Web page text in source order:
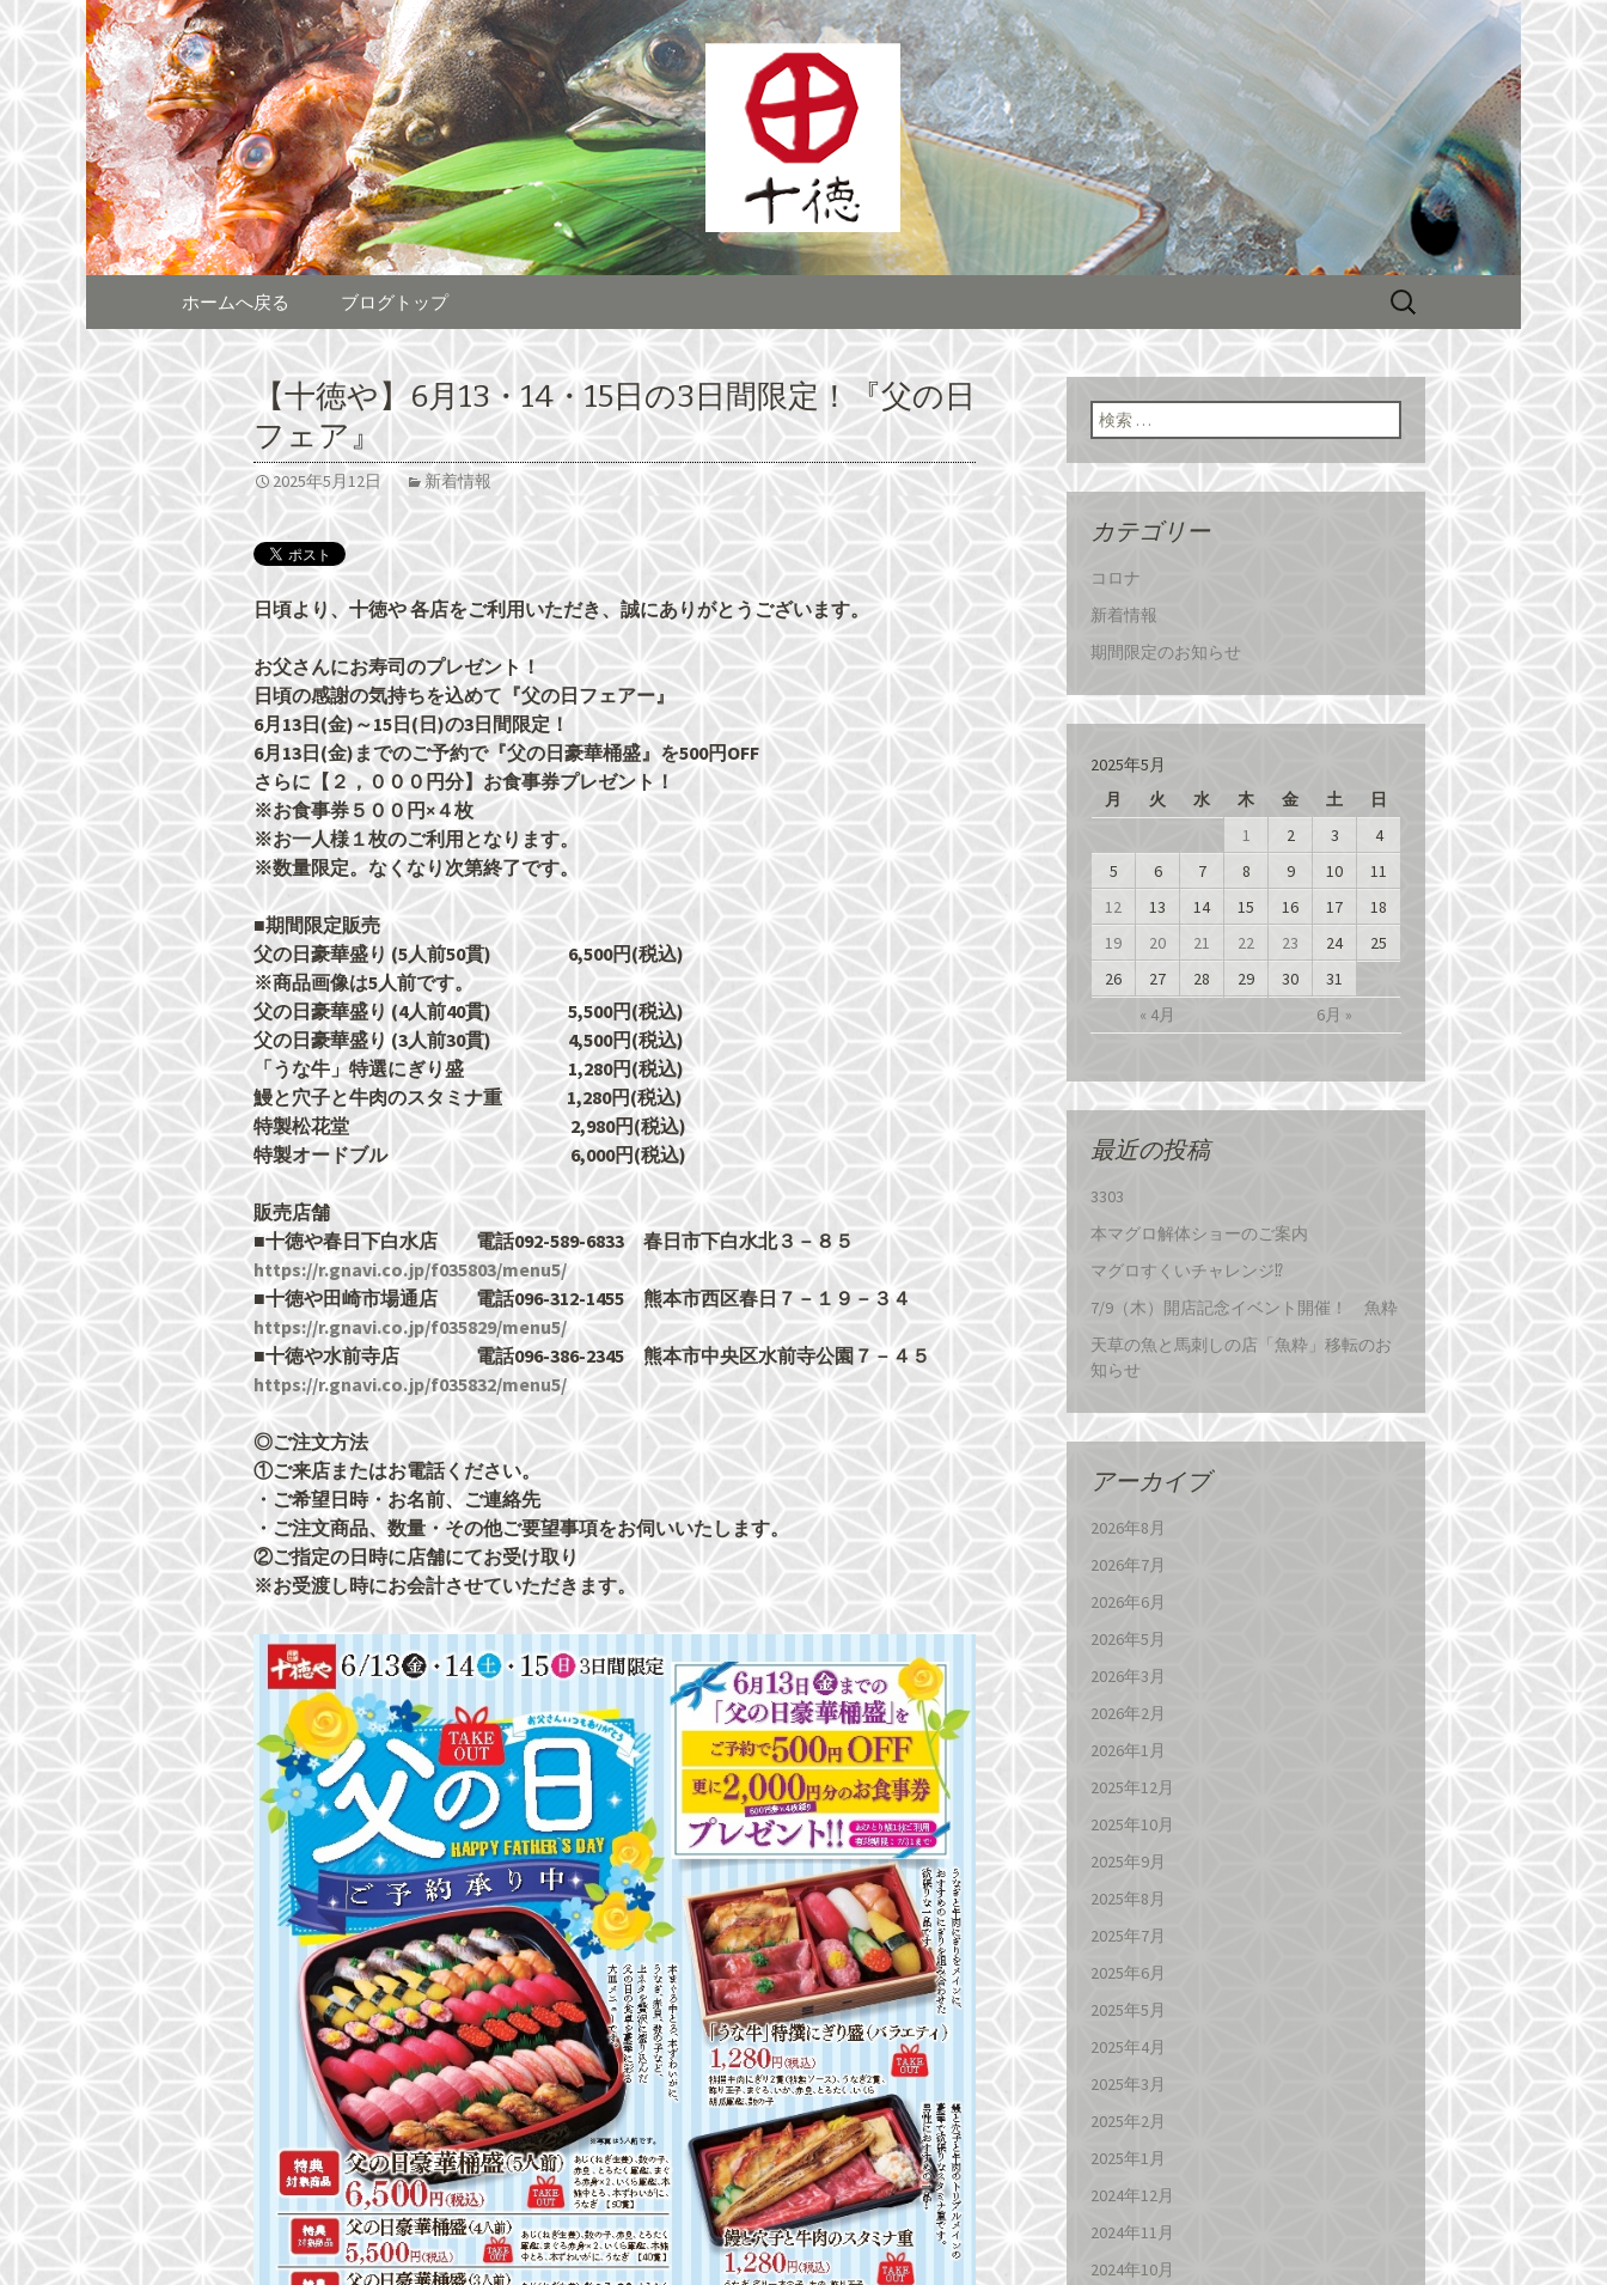
熊本をメインに全国へチェーン展開する
居酒屋「株式会社十徳」最新情報
熊本をメインに全国へチェーン展開する居酒屋「株式会社十徳」宴会が人気！
コンテンツへ移動
ホームへ戻る ブログトップ
検
【十徳や】6月13・14・15日の3日間限定！『父の日
フェア』
2025年5月12日 新着情報
日頃より、十徳や 各店をご利用いただき、誠にありがとうございます。
お父さんにお寿司のプレゼント！
日頃の感謝の気持ちを込めて『父の日フェアー』
6月13日(金)～15日(日)の3日間限定！
6月13日(金)までのご予約で『父の日豪華桶盛』を500円OFF
さらに【２，０００円分】お食事券プレゼント！
※お食事券５００円×４枚
※お一人様１枚のご利用となります。
※数量限定。なくなり次第終了です。
■期間限定販売
父の日豪華盛り (5人前50貫) 6,500円(税込)
※商品画像は5人前です。
父の日豪華盛り (4人前40貫) 5,500円(税込)
父の日豪華盛り (3人前30貫) 4,500円(税込)
「うな牛」特選にぎり盛 1,280円(税込)
鰻と穴子と牛肉のスタミナ重 1,280円(税込)
特製松花堂 2,980円(税込)
特製オードブル 6,000円(税込)
販売店舗
■十徳や春日下白水店 電話092-589-6833 春日市下白水北３－８５
https://r.gnavi.co.jp/f035803/menu5/
■十徳や田崎市場通店 電話096-312-1455 熊本市西区春日７－１９－３４
https://r.gnavi.co.jp/f035829/menu5/
■十徳や水前寺店 電話096-386-2345 熊本市中央区水前寺公園７－４５
https://r.gnavi.co.jp/f035832/menu5/
◎ご注文方法
①ご来店またはお電話ください。
・ご希望日時・お名前、ご連絡先
・ご注文商品、数量・その他ご要望事項をお伺いいたします。
②ご指定の日時に店舗にてお受け取り
※お受渡し時にお会計させていただきます。
検索:
カテゴリー
コロナ
新着情報
期間限定のお知らせ
2025年5月
月
火 水 木 金 土 日
« 4月 6月 »
1 2 3
4
5
6 7 8 9 10
11
12
13 14 15 16 17
18
19
20 21 22 23 24
25
26
27 28 29 30 31
最近の投稿
3303
本マグロ解体ショーのご案内
マグロすくいチャレンジ⁉
7/9（木）開店記念イベント開催！ 魚粋
天草の魚と馬刺しの店「魚粋」移転のお
知らせ
アーカイブ
2026年8月
2026年7月
2026年6月
2026年5月
2026年3月
2026年2月
2026年1月
2025年12月
2025年10月
2025年9月
2025年8月
2025年7月
2025年6月
2025年5月
2025年4月
2025年3月
2025年2月
2025年1月
2024年12月
2024年11月
2024年10月